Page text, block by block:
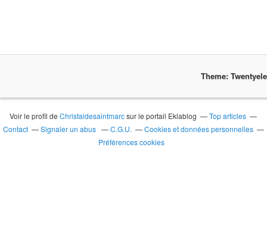
Theme:
Voir le profil deChristaldesaintmarcsur le portail Eklablog
Top articles
Contact
Signaler un abus C.G.U.
Cookies et données personnelles
Préférences cookies